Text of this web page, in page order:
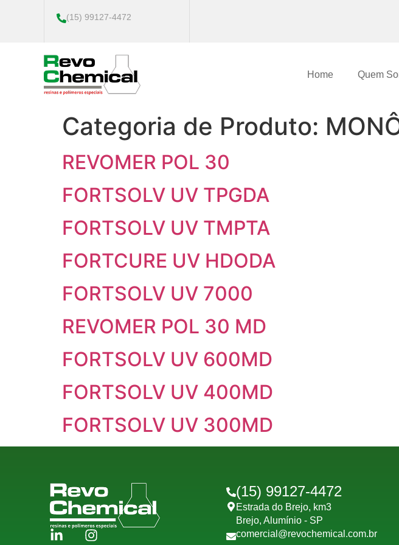
(15) 99127-4472
Home Quem
Categoria de Produto:
REVOMER POL 30
FORTSOLV UV TPGDA
FORTSOLV UV TMPTA
FORTCURE UV HDODA
FORTSOLV UV 7000
REVOMER POL 30 MD
FORTSOLV UV 600MD
FORTSOLV UV 400MD
FORTSOLV UV 300MD
(15) 99127-4472
Estrada do Brejo, km3
Brejo, Alumínio - SP
comercial@revochemical.com.br